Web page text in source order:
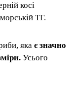
косі
ТГ.
яка є значно
Усього